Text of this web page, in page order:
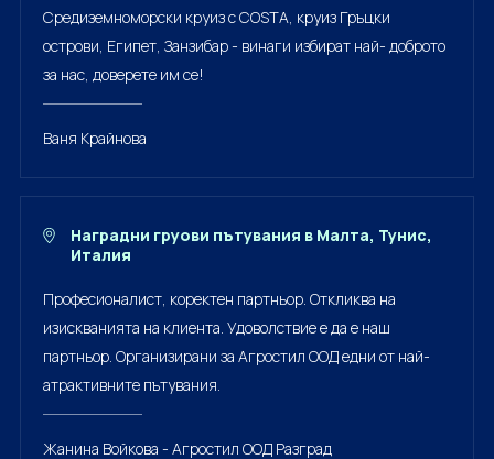
Средиземноморски круиз с COSTA, круиз Гръцки
острови, Египет, Занзибар - винаги избират най- доброто
за нас, доверете им се!
Ваня Крайнова
Наградни груови пътувания в Малта, Тунис,
Италия
Професионалист, коректен партньор. Откликва на
изискванията на клиента. Удоволствие е да е наш
партньор. Организирани за Агростил ООД едни от най-
атрактивните пътувания.
Жанина Войкова - Агростил ООД Разград